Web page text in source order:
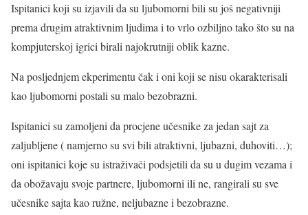
Ispitanici koji su izjavili da su ljubomorni bili su još negativniji
prema drugim atraktivnim ljudima i to vrlo ozbiljno tako što su na
kompjuterskoj igrici birali najokrutniji oblik kazne.
Na posljednjem ekperimentu čak i oni koji se nisu okarakterisali
kao ljubomorni postali su malo bezobrazni.
Ispitanici su zamoljeni da procjene učesnike za jedan sajt za
zaljubljene ( namjerno su svi bili atraktivni, ljubazni, duhoviti…);
oni ispitanici koje su istraživači podsjetili da su u dugim vezama i
da obožavaju svoje partnere, ljubomorni ili ne, rangirali su sve
učesnike sajta kao ružne, neljubazne i bezobrazne.